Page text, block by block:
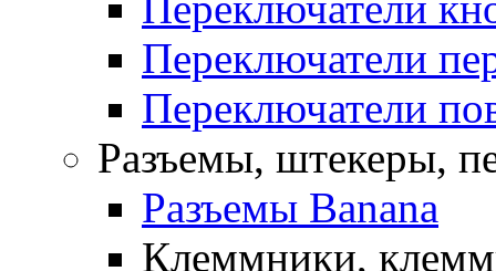
Переключатели
Переключатели
Разъемы, штекеры,
Разъемы Banana
Клеммники,